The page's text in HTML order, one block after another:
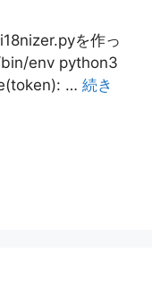
を作っ
bin/env python3
… 続き